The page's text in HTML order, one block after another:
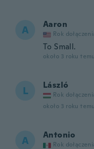
A Aaron
Rok
To Small.
około 3 roku temu
L László
Rok
około 3 roku temu
A Antonio
Rok